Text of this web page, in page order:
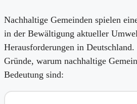
Nachhaltige Gemeinden spielen
in der Bewältigung aktueller
Herausforderungen in
Gründe, warum nachhaltige
Bedeutung sind: